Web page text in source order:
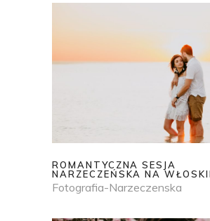
ROMANTYCZNA SESJA
NARZECZEŃSKA NA
Fotografia-Narzeczenska